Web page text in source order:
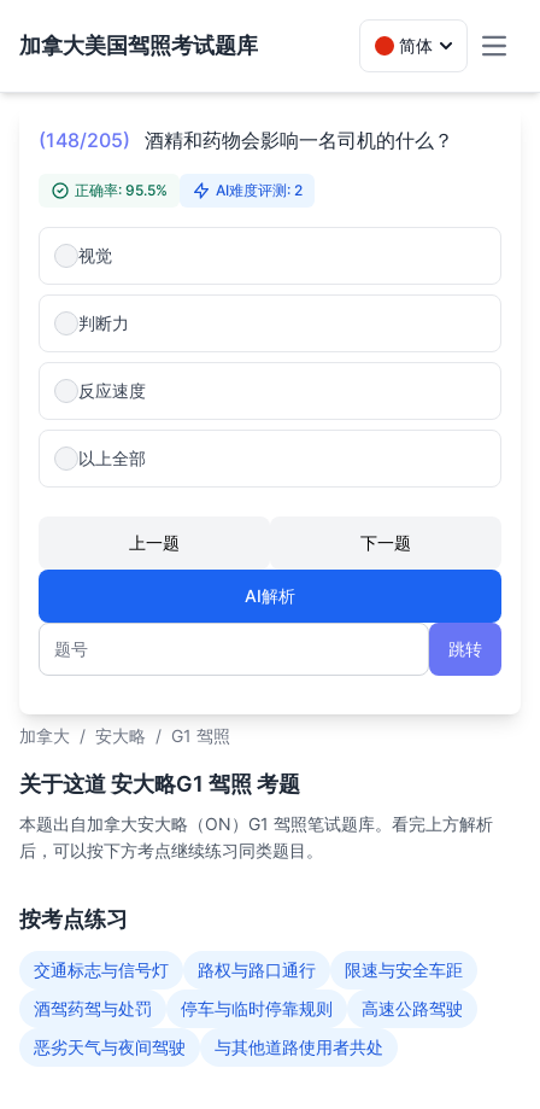
加拿大美国驾照考试题库 简体
(148/205) 酒精和药物会影响一名司机的什么？
正确率: 95.5% AI难度评测: 2
视觉
判断力
反应速度
以上全部
上一题 下一题
AI解析
题号
跳转
加拿大 / 安大略 / G1 驾照
关于这道 安大略G1 驾照 考题
本题出自加拿大安大略（ON）G1 驾照笔试题库。看完上方解析
后，可以按下方考点继续练习同类题目。
按考点练习
交通标志与信号灯 路权与路口通行
限速与安全车距
酒驾药驾与处罚
停车与临时停靠规则
高速公路驾驶
恶劣天气与夜间驾驶
与其他道路使用者共处